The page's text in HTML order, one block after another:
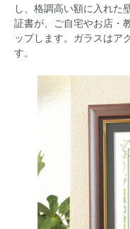
し、格調高い額に入れた
証書が、ご自宅やお店・
ップします。ガラスはア
す。